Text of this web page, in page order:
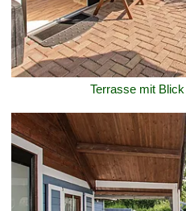
Terrasse mit